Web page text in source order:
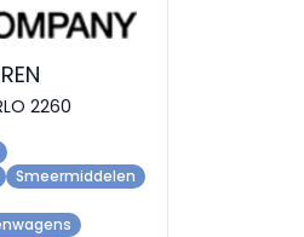
2260
Smeermiddelen